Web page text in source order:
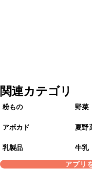
関連カテゴリ
粉もの 野菜
アボカド 夏野
乳製品
牛乳
アプリ